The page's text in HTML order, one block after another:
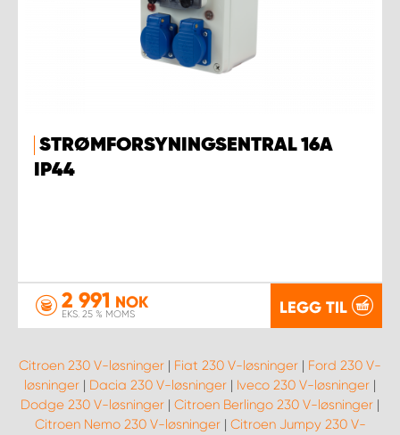
STRØMFORSYNINGSENTRAL 16A
IP44
2 991 NOK
EKS. 25 % MOMS LEGG TIL
Citroen 230 V-løsninger | Fiat 230 V-løsninger | Ford 230 V-
løsninger | Dacia 230 V-løsninger | Iveco 230 V-løsninger |
Dodge 230 V-løsninger | Citroen Berlingo 230 V-løsninger |
Citroen Nemo 230 V-løsninger| Citroen Jumpy 230 V-